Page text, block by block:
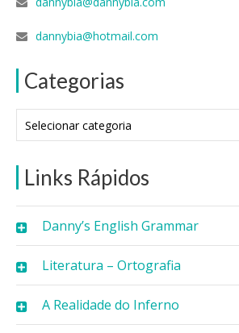
dannybia@hotmail.com
Categorias
Links Rápidos
Danny’s English Grammar
Literatura – Ortografia
A Realidade do Inferno